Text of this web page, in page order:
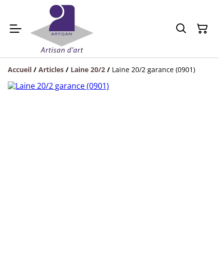
Accueil / Articles / Laine 20/2 / Laine 20/2 garance (0901)